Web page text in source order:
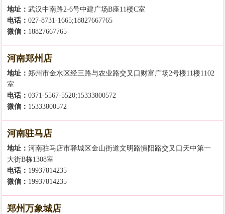
地址：武汉中南路2-6号中建广场B座11楼C室
电话：027-8731-1665;18827667765
微信： 18827667765
河南郑州店
地址：郑州市金水区经三路与农业路交叉口财富广场2号楼11楼1102
室
电话：0371-5567-5520;15333800572
微信： 15333800572
河南驻马店
地址：河南驻马店市驿城区金山街道文明路慎阳路交叉口天中第一
大街B栋1308室
电话： 19937814235
微信： 19937814235
郑州万象城店